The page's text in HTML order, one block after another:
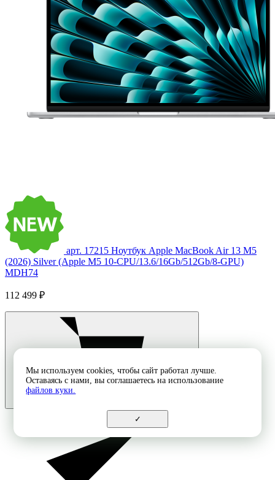
арт. 17215 Ноутбук Apple MacBook Air 13 M5
(2026) Silver (Apple M5 10-CPU/13.6/16Gb/512Gb/8-GPU)
MDH74
112 499 ₽
Мы используем cookies, чтобы сайт работал лучше.
Оставаясь с нами, вы соглашаетесь на использование
файлов куки.
✓